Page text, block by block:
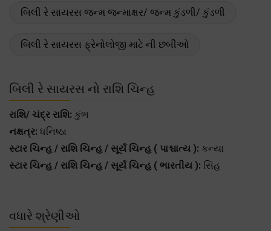
બિલી રે સાયરસ જન્મ જન્માક્ષર/ જન્મ કુંડળી/ કુંડળી
બિલી રે સાયરસ ફ્રેનોલોજી માટે ની છબીઓ
બિલી રે સાયરસ નો રાશિ ચિન્હ
રાશિ/ ચંદ્ર રાશિ: કુંભ
નક્ષત્ર: ધનિષ્ઠા
સ્ટાર ચિન્હ / રાશિ ચિન્હ / સૂર્ય ચિન્હ ( પાશ્ચાત્ય ): કન્યા
સ્ટાર ચિન્હ / રાશિ ચિન્હ / સૂર્ય ચિન્હ ( ભારતીય ): સિંહ
વધારે શ્રેણીઓ